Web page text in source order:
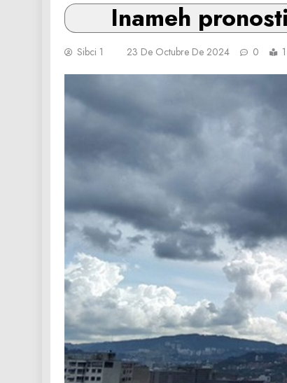
Inameh
Sibci 1 23 De Octubre De 2024 0